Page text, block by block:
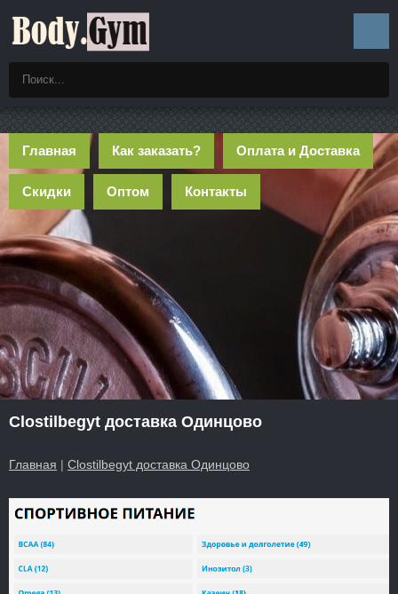
Главная Как заказать? Оплата и Доставка
Скидки Оптом Контакты
Clostilbegyt доставка Одинцово
Главная | Clostilbegyt доставка Одинцово